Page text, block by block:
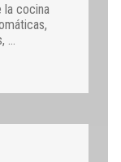
la cocina